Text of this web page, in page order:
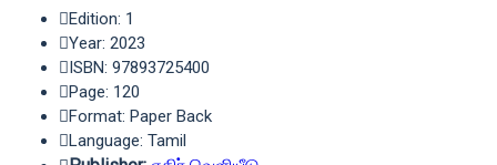
Edition: 1
Year: 2023
ISBN: 97893725400
Page: 120
Format: Paper Back
Language: Tamil